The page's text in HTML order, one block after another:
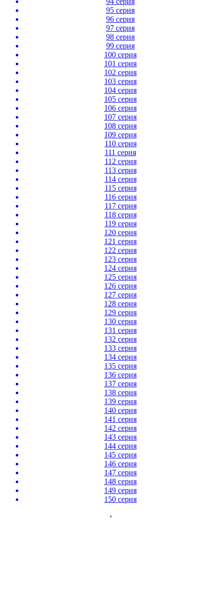
95 серия
96 серия
97 серия
98 серия
99 серия
100 серия
101 серия
102 серия
103 серия
104 серия
105 серия
106 серия
107 серия
108 серия
109 серия
110 серия
111 серия
112 серия
113 серия
114 серия
115 серия
116 серия
117 серия
118 серия
119 серия
120 серия
121 серия
122 серия
123 серия
124 серия
125 серия
126 серия
127 серия
128 серия
129 серия
130 серия
131 серия
132 серия
133 серия
134 серия
135 серия
136 серия
137 серия
138 серия
139 серия
140 серия
141 серия
142 серия
143 серия
144 серия
145 серия
146 серия
147 серия
148 серия
149 серия
150 серия
›